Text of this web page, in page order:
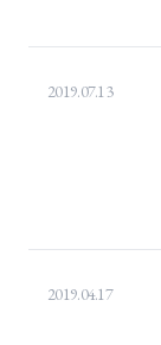
2019.07.13
2019.04.17